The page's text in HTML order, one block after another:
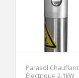
Parasol Chauffant
Électrique 2.1kW